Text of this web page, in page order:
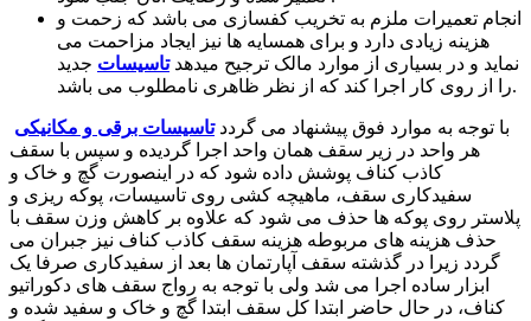
انجام تعمیرات ملزم به تخریب کفسازی می باشد که زحمت و
هزینه زیادی دارد و برای همسایه ها نیز ایجاد مزاحمت می
نماید و در بسیاری از موارد مالک ترجیح میدهدتاسیسات جدید
را از روی کار اجرا کند که از نظر ظاهری نامطلوب می باشد.
با توجه به موارد فوق پیشنهاد می گرددتاسیسات برقی و مکانیکی
هر واحد در زیر سقف همان واحد اجرا گردیده و سپس با سقف
کاذب کناف پوشش داده شود که در اینصورت گچ و خاک و
سفیدکاری سقف، ماهیچه کشی روی تاسیسات، پوکه ریزی و
پلاستر روی پوکه ها حذف می شود که علاوه بر کاهش وزن سقف با
حذف هزینه های مربوطه هزینه سقف کاذب کناف نیز جبران می
گردد زیرا در گذشته سقف آپارتمان ها بعد از سفیدکاری صرفا یک
ابزار ساده اجرا می شد ولی با توجه به رواج سقف های دکوراتیو
کناف، در حال حاضر ابتدا کل سقف ابتدا گچ و خاک و سفید شده و